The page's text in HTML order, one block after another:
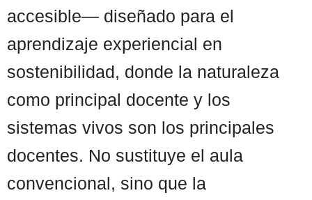
accesible— diseñado para el
aprendizaje experiencial en
sostenibilidad, donde la naturaleza
como principal docente y los
sistemas vivos son los principales
docentes. No sustituye el aula
convencional, sino que la